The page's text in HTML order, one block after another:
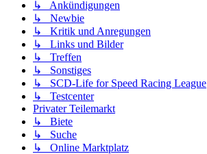
↳ Ankündigungen
↳ Newbie
↳ Kritik und Anregungen
↳ Links und Bilder
↳ Treffen
↳ Sonstiges
↳ SCD-Life for Speed Racing League
↳ Testcenter
Privater Teilemarkt
↳ Biete
↳ Suche
↳ Online Marktplatz